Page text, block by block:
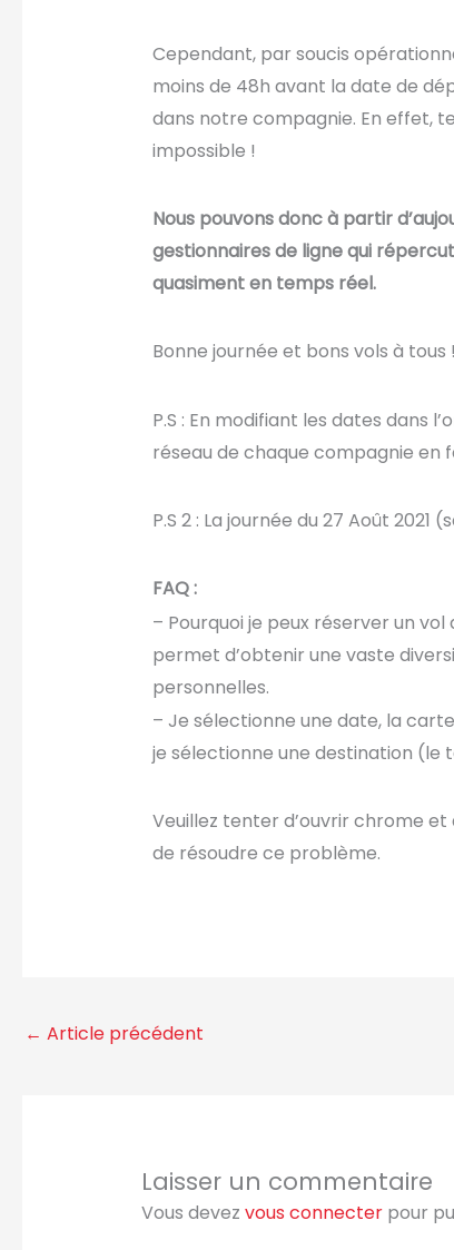
Cependant, par soucis
moins de 48h avant la date de
dans notre compagnie. En effet,
impossible !
Nous pouvons donc à partir
gestionnaires de ligne qui
quasiment en temps réel.
Bonne journée et bons vols à tous !
P.S : En modifiant les dates dans
réseau de chaque compagnie en
P.S 2 : La journée du 27 Août 2021
FAQ :
– Pourquoi je peux réserver un
permet d’obtenir une vaste
personnelles.
– Je sélectionne une date, la
je sélectionne une destination (le
Veuillez tenter d’ouvrir chrome
de résoudre ce problème.
← Article précédent
Laisser un commentaire
Vous devez vous connecterpour